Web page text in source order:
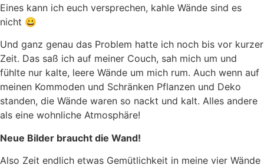
Eines kann ich euch versprechen, kahle Wände sind es
nicht 😀
Und ganz genau das Problem hatte ich noch bis vor kurzer
Zeit. Das saß ich auf meiner Couch, sah mich um und
fühlte nur kalte, leere Wände um mich rum. Auch wenn auf
meinen Kommoden und Schränken Pflanzen und Deko
standen, die Wände waren so nackt und kalt. Alles andere
als eine wohnliche Atmosphäre!
Neue Bilder braucht die Wand!
Also Zeit endlich etwas Gemütlichkeit in meine vier Wände